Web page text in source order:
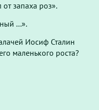
запаха роз».
...».
Иосиф Сталин
маленького роста?